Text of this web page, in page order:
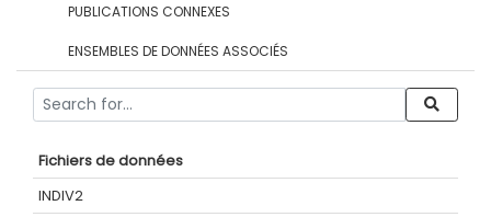
PUBLICATIONS CONNEXES
ENSEMBLES DE DONNÉES ASSOCIÉS
Fichiers de données
INDIV2